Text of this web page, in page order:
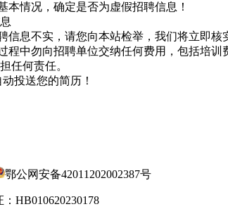
情况，确定是否为虚假招聘信息！
息不实，请您向本站检举，我们将立即核
中勿向招聘单位交纳任何费用，包括培训
任何责任。
投送您的简历！
鄂公网安备42011202002387号
HB010620230178